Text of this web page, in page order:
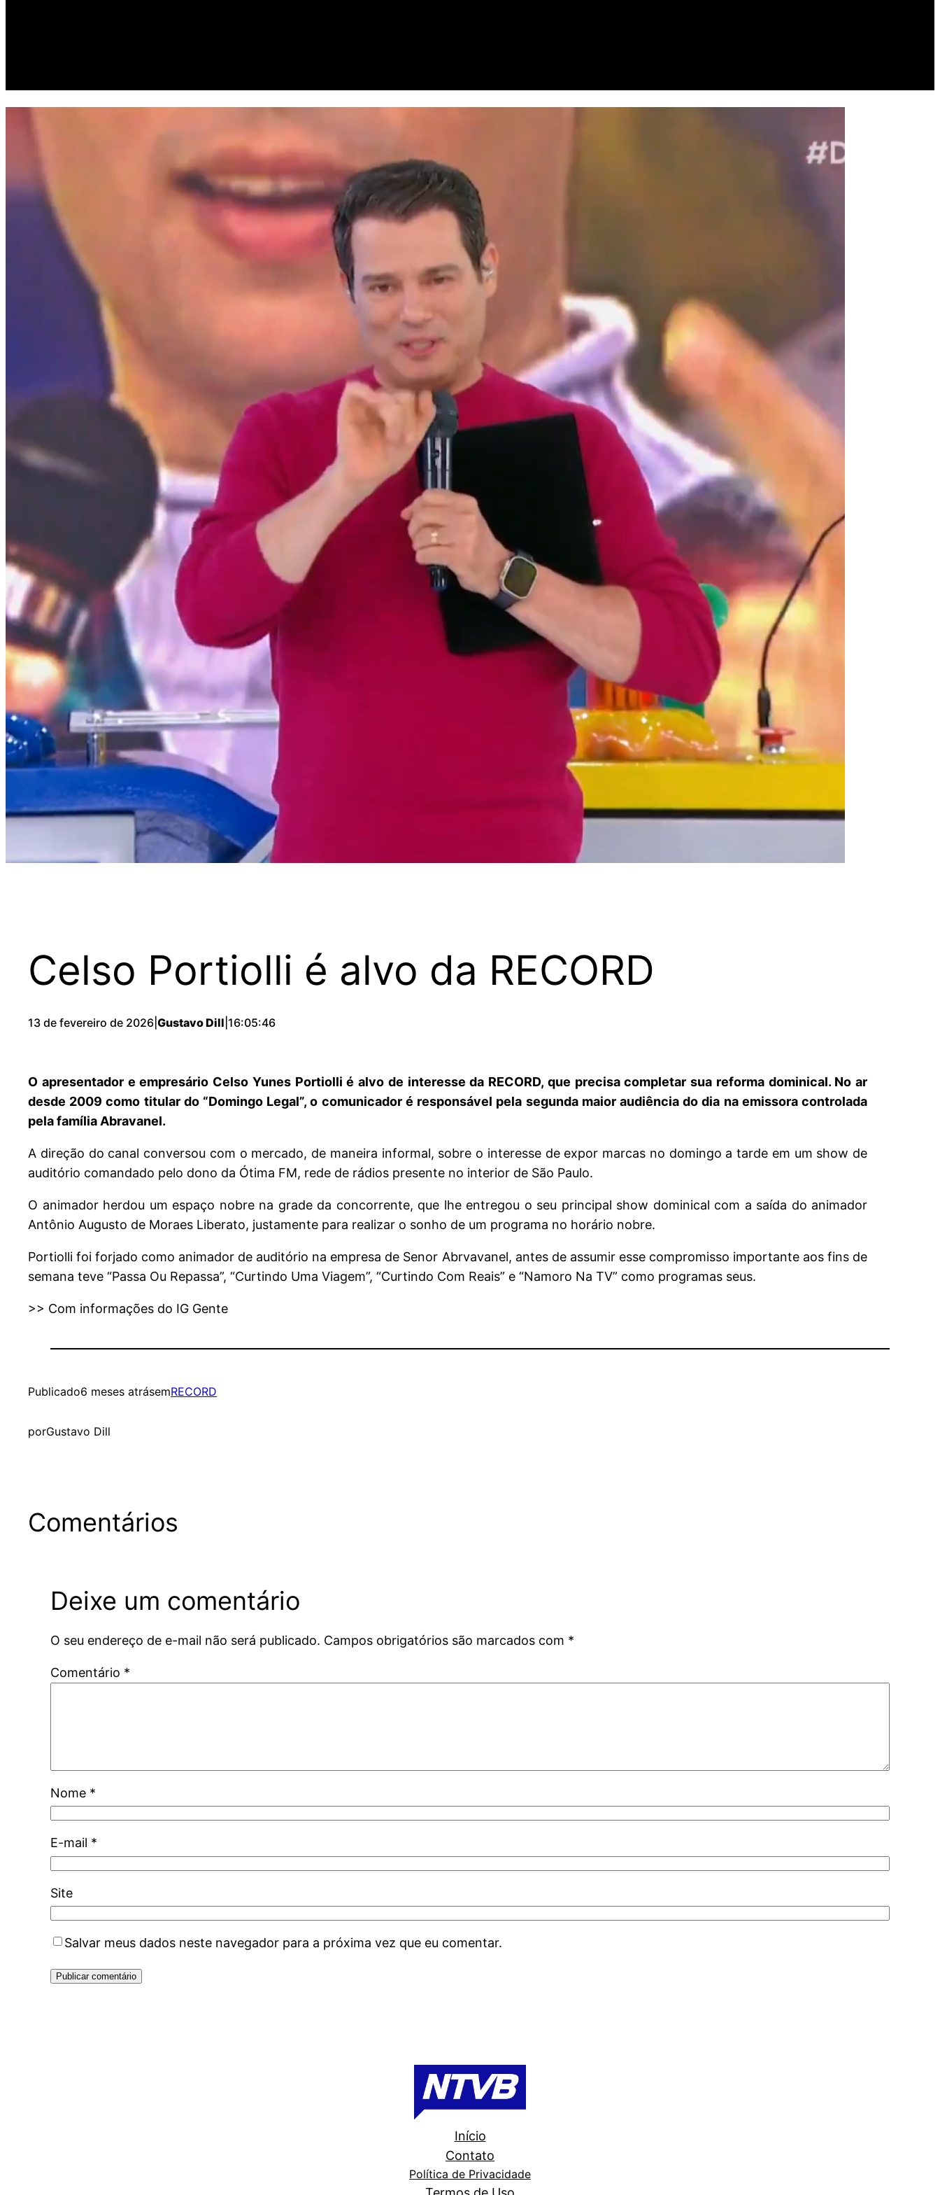
Celso Portiolli é alvo da RECORD
13 de fevereiro de 2026 Gustavo Dill 16:05:46
O apresentador e empresário Celso Yunes Portiolli é alvo de interesse da RECORD, que precisa completar sua reforma dominical. No ar
desde 2009 como titular do “Domingo Legal”, o comunicador é responsável pela segunda maior audiência do dia na emissora controlada
pela família Abravanel.
A direção do canal conversou com o mercado, de maneira informal, sobre o interesse de expor marcas no domingo a tarde em um show de
auditório comandado pelo dono da Ótima FM, rede de rádios presente no interior de São Paulo.
O animador herdou um espaço nobre na grade da concorrente, que lhe entregou o seu principal show dominical com a saída do animador
Antônio Augusto de Moraes Liberato, justamente para realizar o sonho de um programa no horário nobre.
Portiolli foi forjado como animador de auditório na empresa de Senor Abrvavanel, antes de assumir esse compromisso importante aos fins de
semana teve “Passa Ou Repassa”, “Curtindo Uma Viagem”, “Curtindo Com Reais” e “Namoro Na TV” como programas seus.
>> Com informações do IG Gente
Publicado6 meses atrásemRECORD
porGustavo Dill
Comentários
Deixe um comentário
O seu endereço de e-mail não será publicado. Campos obrigatórios são marcados com *
Comentário *
Nome *
E-mail *
Site
Salvar meus dados neste navegador para a próxima vez que eu comentar.
Início
Contato
Política de Privacidade